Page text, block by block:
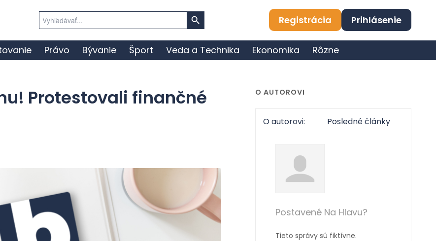
for:
Search Button
Registrácia Prihlásenie
Právo Bývanie Šport Veda a Technika Ekonomika Rôzne
Protestovali finančné O AUTOROVI
O autorovi: Posledné články
Postavené Na Hlavu?
Tieto správy sú fiktívne.